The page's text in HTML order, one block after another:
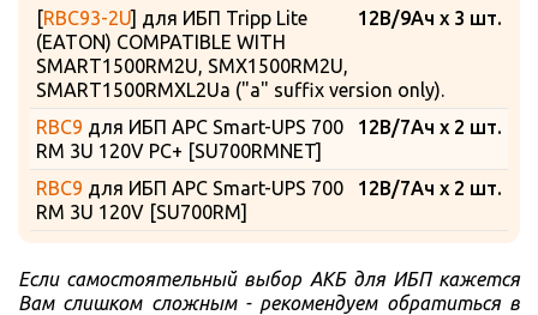
12В/9Ач x 3 шт.
[RBC93-2U] для ИБП Tripp Lite
(EATON) COMPATIBLE WITH
SMART1500RM2U, SMX1500RM2U,
SMART1500RMXL2Ua ("a" suffix version only).
12В/7Ач x 2 шт.
RBC9 для ИБП APC Smart-UPS 700
RM 3U 120V PC+ [SU700RMNET]
12В/7Ач x 2 шт.
RBC9 для ИБП APC Smart-UPS 700
RM 3U 120V [SU700RM]
Если самостоятельный выбор АКБ для ИБП кажется
Вам слишком сложным - рекомендуем обратиться в